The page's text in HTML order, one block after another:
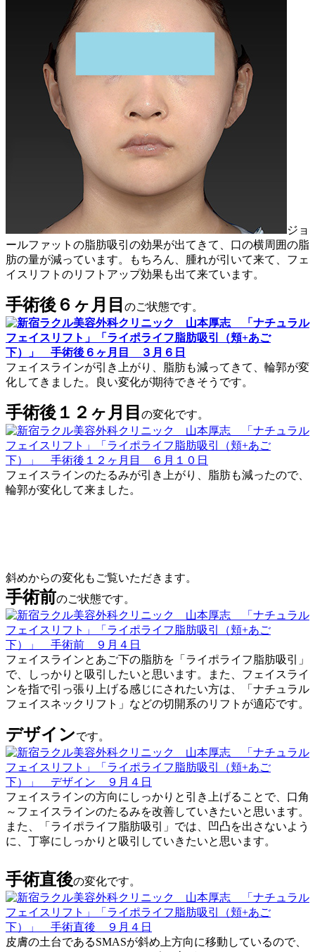
ジョ
ールファットの脂肪吸引の効果が出てきて、口の横周囲の脂
肪の量が減っています。もちろん、腫れが引いて来て、フェ
イスリフトのリフトアップ効果も出て来ています。
手術後６ヶ月目 のご状態です。
フェイスラインが引き上がり、脂肪も減ってきて、輪郭が変
化してきました。良い変化が期待できそうです。
手術後１２ヶ月目 の変化です。
フェイスラインのたるみが引き上がり、脂肪も減ったので、
輪郭が変化して来ました。
斜めからの変化もご覧いただきます。
手術前のご状態です。
フェイスラインとあご下の脂肪を「ライポライフ脂肪吸引」
で、しっかりと吸引したいと思います。また、フェイスライ
ンを指で引っ張り上げる感じにされたい方は、「ナチュラル
フェイスネックリフト」などの切開系のリフトが適応です。
デザインです。
フェイスラインの方向にしっかりと引き上げることで、口角
～フェイスラインのたるみを改善していきたいと思います。
また、「ライポライフ脂肪吸引」では、凹凸を出さないよう
に、丁寧にしっかりと吸引していきたいと思います。
手術直後の変化です。
皮膚の土台であるSMASが斜め上方向に移動しているので、